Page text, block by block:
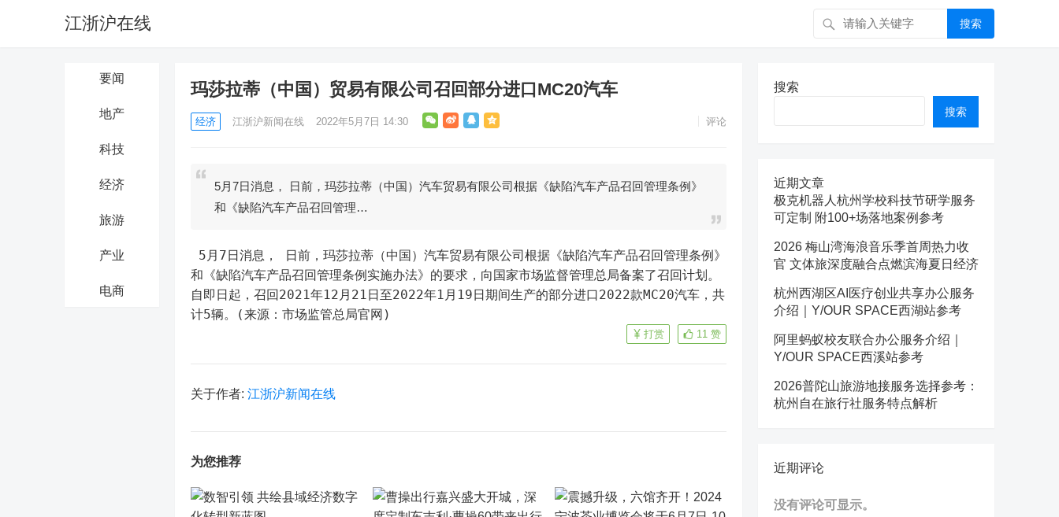
江浙沪在线 搜索
要闻
地产
科技
经济
旅游
产业
电商
玛莎拉蒂（中国）贸易有限公司召回部分进口MC20汽车
经济 江浙沪新闻在线 2022年5月7日 14:30 评论
5月7日消息， 日前，玛莎拉蒂（中国）汽车贸易有限公司根据《缺陷汽车产品召回管理条例》
和《缺陷汽车产品召回管理…
和《缺陷汽车产品召回管理条例实施办法》的要求，向国家市场监督管理总局备案了召回计划。
自即日起，召回2021年12月21日至2022年1月19日期间生产的部分进口2022款MC20汽车，共
计5辆。(来源：市场监管总局官网)
11 赞
打赏
关于作者: 江浙沪新闻在线
为您推荐
搜索
搜索
近期文章
极克机器人杭州学校科技节研学服务
可定制 附100+场落地案例参考
2026 梅山湾海浪音乐季首周热力收
官 文体旅深度融合点燃滨海夏日经济
杭州西湖区AI医疗创业共享办公服务
介绍｜Y/OUR SPACE西湖站参考
阿里蚂蚁校友联合办公服务介绍｜
Y/OUR SPACE西溪站参考
2026普陀山旅游地接服务选择参考：
杭州自在旅行社服务特点解析
近期评论
没有评论可显示。